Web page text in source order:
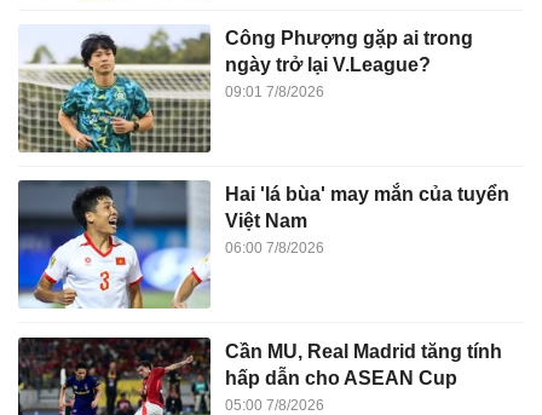
Công Phượng gặp ai trong
ngày trở lại V.League?
09:01 7/8/2026
Hai 'lá bùa' may mắn của tuyển
Việt Nam
06:00 7/8/2026
Cần MU, Real Madrid tăng tính
hấp dẫn cho ASEAN Cup
05:00 7/8/2026